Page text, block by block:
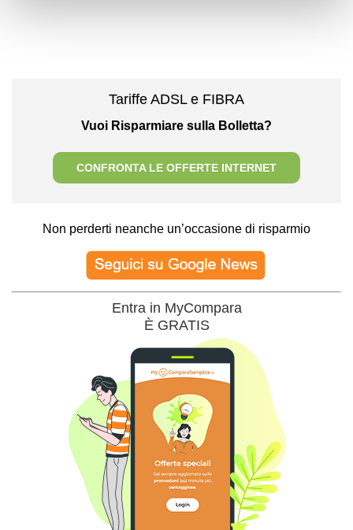
Tariffe ADSL e FIBRA
Vuoi Risparmiare sulla Bolletta?
CONFRONTA LE OFFERTE INTERNET
Non perderti neanche un’occasione di risparmio
Entra in MyCompara
È GRATIS